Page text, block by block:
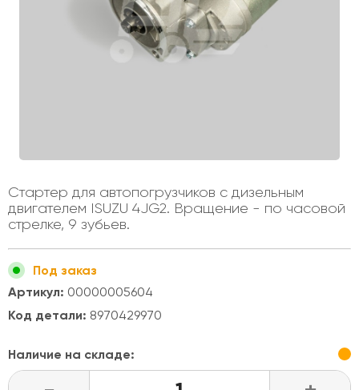
Стартер для автопогрузчиков с дизельным
двигателем ISUZU 4JG2. Вращение - по часовой
стрелке, 9 зубьев.
Под заказ
Артикул: 00000005604
Код детали: 8970429970
Наличие на складе: